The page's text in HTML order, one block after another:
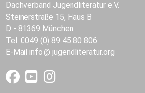
Dachverband Jugendliteratur e.V.
Steinerstraße 15, Haus B
D - 81369 München
Tel. 0049 (0) 89 45 80 806
E-Mail info jugendliteratur.org